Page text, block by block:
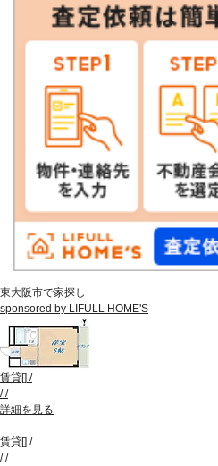
東大阪市で家探し
sponsored by LIFULL HOME'S
賃貸[] /
//
詳細を見る
賃貸[] /
//